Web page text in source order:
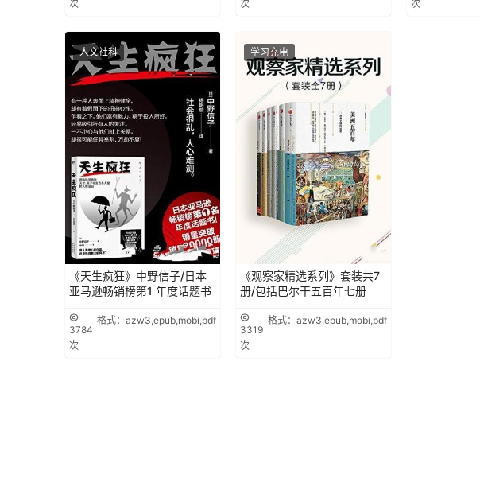
次
次
次
人文社科
《天生疯狂》中野信子/日本
亚马逊畅销榜第1 年度话题书
3784
次
格式：azw3,epub,mobi,pdf
学习充电
《观察家精选系列》套装共7
册/包括巴尔干五百年七册
3319
次
格式：azw3,epub,mobi,pdf